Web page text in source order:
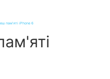
пам'яті iPhone 6